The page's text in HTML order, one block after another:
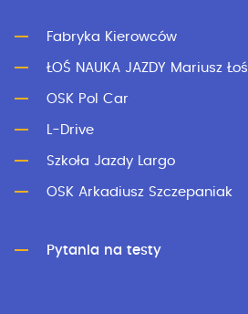
Fabryka Kierowców
ŁOŚ NAUKA JAZDY Mariusz Łoś
OSK Pol Car
L-Drive
Szkoła Jazdy Largo
OSK Arkadiusz Szczepaniak
Pytania na testy